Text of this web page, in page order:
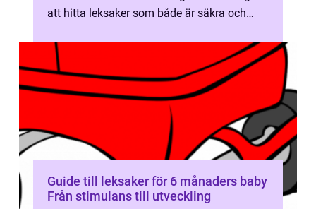
att hitta leksaker som både är säkra och
Guide till leksaker för 6 månaders baby
Från stimulans till utveckling